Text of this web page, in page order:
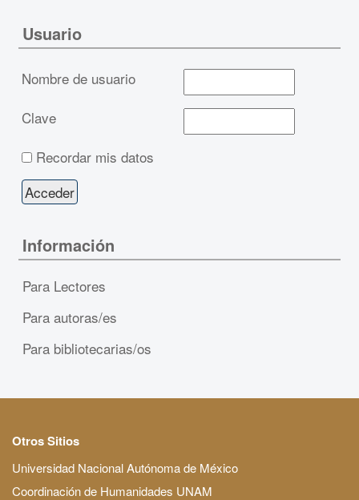
Usuario
Nombre de usuario
Clave
Recordar mis datos
Información
Para Lectores
Para autoras/es
Para bibliotecarias/os
Otros Sitios
Universidad Nacional Autónoma de México
Coordinación de Humanidades UNAM